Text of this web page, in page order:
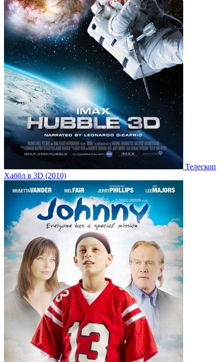
Телескоп
Хаббл в 3D (2010)